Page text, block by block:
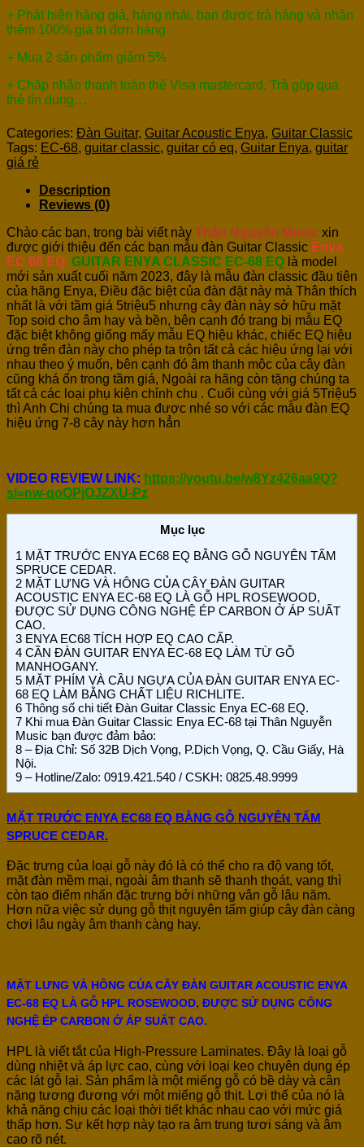
+ Phát hiện hàng giả, hàng nhái, bạn được trả hàng và nhận
thêm 100% giá trị đơn hàng
+ Mua 2 sản phẩm giảm 5%
+ Chấp nhận thanh toán thẻ Visa mastercard, Trả góp qua
thẻ tín dụng…
Categories: Đàn Guitar, Guitar Acoustic Enya, Guitar Classic
Tags: EC-68, guitar classic, guitar có eq, Guitar Enya, guitar
giá rẻ
Description
Reviews (0)
Chào các bạn, trong bài viết này Thân Nguyễn Music xin
được giới thiệu đến các bạn mẫu đàn Guitar Classic Enya
EC 68 EQ, GUITAR ENYA CLASSIC EC-68 EQ là model
mới sản xuất cuối năm 2023, đây là mẫu đàn classic đầu tiên
của hãng Enya, Điều đặc biệt của đàn đặt này mà Thân thích
nhất là với tầm giá 5triệu5 nhưng cây đàn này sở hữu mặt
Top soid cho âm hay và bền, bên cạnh đó trang bị mẫu EQ
đặc biệt không giống mấy mẫu EQ hiệu khác, chiếc EQ hiệu
ứng trên đàn này cho phép ta trộn tất cả các hiệu ứng lại với
nhau theo ý muốn, bên cạnh đó âm thanh mộc của cây đàn
cũng khá ổn trong tầm giá, Ngoài ra hãng còn tặng chúng ta
tất cả các loại phụ kiện chỉnh chu . Cuối cùng với giá 5Triệu5
thì Anh Chị chúng ta mua được nhé so với các mẫu đàn EQ
hiệu ứng 7-8 cây này hơn hẳn
VIDEO REVIEW LINK: https://youtu.be/w8Yz426aa9Q?
si=nw-qoQPjOJZXU-Pz
Mục lục
1 MẶT TRƯỚC ENYA EC68 EQ BẰNG GỖ NGUYÊN TẤM
SPRUCE CEDAR.
2 MẶT LƯNG VÀ HÔNG CỦA CÂY ĐÀN GUITAR
ACOUSTIC ENYA EC-68 EQ LÀ GỖ HPL ROSEWOOD,
ĐƯỢC SỬ DỤNG CÔNG NGHỆ ÉP CARBON Ở ÁP SUẤT
CAO.
3 ENYA EC68 TÍCH HỢP EQ CAO CẤP.
4 CẦN ĐÀN GUITAR ENYA EC-68 EQ LÀM TỪ GỖ
MANHOGANY.
5 MẶT PHÍM VÀ CẦU NGỰA CỦA ĐÀN GUITAR ENYA EC-
68 EQ LÀM BẰNG CHẤT LIỆU RICHLITE.
6 Thông số chi tiết Đàn Guitar Classic Enya EC-68 EQ.
7 Khi mua Đàn Guitar Classic Enya EC-68 tại Thân Nguyễn
Music bạn được đảm bảo:
8 – Địa Chỉ: Số 32B Dịch Vọng, P.Dịch Vọng, Q. Cầu Giấy, Hà
Nội.
9 – Hotline/Zalo: 0919.421.540 / CSKH: 0825.48.9999
MẶT TRƯỚC ENYA EC68 EQ BẰNG GỖ NGUYÊN TẤM
SPRUCE CEDAR.
Đặc trưng của loại gỗ này đó là có thể cho ra độ vang tốt,
mặt đàn mềm mại, ngoài âm thanh sẽ thanh thoát, vang thì
còn tạo điểm nhấn đặc trưng bởi những vân gỗ lâu năm.
Hơn nữa việc sử dụng gỗ thịt nguyên tấm giúp cây đàn càng
chơi lâu ngày âm thanh càng hay.
MẶT LƯNG VÀ HÔNG CỦA CÂY ĐÀN GUITAR ACOUSTIC ENYA
EC-68 EQ LÀ GỖ HPL ROSEWOOD, ĐƯỢC SỬ DỤNG CÔNG
NGHỆ ÉP CARBON Ở ÁP SUẤT CAO.
HPL là viết tắt của High-Pressure Laminates. Đây là loại gỗ
dùng nhiệt và áp lực cao, cùng với loại keo chuyên dụng ép
các lát gỗ lại. Sản phẩm là một miếng gỗ có bề dày và cân
nặng tương đương với một miếng gỗ thịt. Lợi thế của nó là
khả năng chịu các loại thời tiết khác nhau cao với mức giá
thấp hơn. Sự kết hợp này tạo ra âm trung tươi sáng và âm
cao rõ nét.